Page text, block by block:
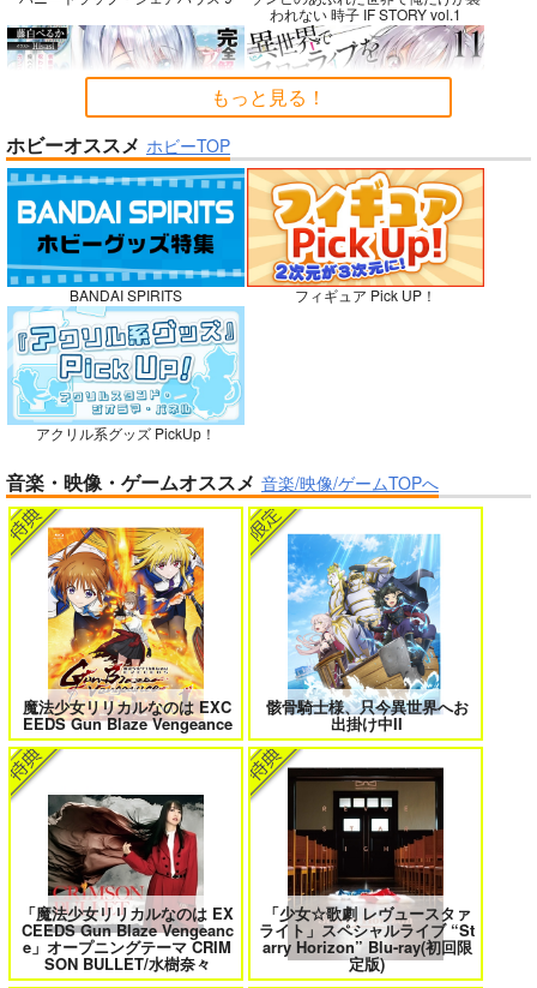
770円（税込）
Fate/Grand Order
マシュ・キリエライト
サンプル
カート
ハイパーソニックソウ
ル
3,025 （税込）
Fate/Grand Order
カルナ
アルジュナ
サンプル
カート
赤茄子労働組合
専売 1,375円（税込）
Dr.STONE
七海龍水
氷月
サンプル
カート
No.10
BLUE nankaAkanjin
oOMNIBUS
ハイパーソニックソウ
3,025円（税込）
Fate/Grand Order
アルジュナ
カルナ
サンプル
われない 時子 IF STORY vol.1
完全解呪のプリースト 2
嫁候補、うちに住むらしい。 #古民
家・美少女3人・耳付き幼馴染
禁断で禁断じゃないちょっと禁断な
義兄妹ラブコメは未遂えっちから始
英雄戦記～ 10
ボクの理想の異世界生活 転生したら
ケモ耳娘だらけの世界でハーレムに
3
異世界から来た君と共に過ごす日常
2
＃ラブコメ好きとこっそり繋がりた
い
エロゲの鬱エンドからヒロイン達を
救済したら 2
女友達は頼めば意外とヤらせてくれ
る 8
HELL’o WORK！～賽の河原で積石
を崩すだけの簡単なお仕事って聞い
たのに～
もっと見る！
ホビーオススメ ホビーTOP
BANDAI SPIRITS フィギュア Pick UP！
アクリル系グッズ PickUp！
音楽・映像・ゲームオススメ 音楽/映像/ゲームTOPへ
魔法少女リリカルなのは EXC
EEDS Gun Blaze Vengeance
骸骨騎士様、只今異世界へお
出掛け中II
「魔法少女リリカルなのは EX
CEEDS Gun Blaze Vengeanc
e」オープニングテーマ CRIM
SON BULLET/水樹奈々
「少女☆歌劇 レヴュースタァ
ライト」スペシャルライブ “St
arry Horizon” Blu-ray(初回限
定版)